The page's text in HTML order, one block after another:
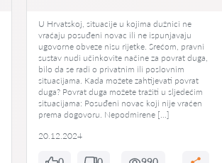
U Hrvatskoj, situacije u kojima dužnici ne
vraćaju posuđeni novac ili ne ispunjavaju
ugovorne obveze nisu rijetke. Srećom, pravni
sustav nudi učinkovite načine za povrat duga,
bilo da se radi o privatnim ili poslovnim
situacijama. Kada možete zahtijevati povrat
duga? Povrat duga možete tražiti u sljedećim
situacijama: Posuđeni novac koji nije vraćen
prema dogovoru. Nepodmirene […]
20.12.2024